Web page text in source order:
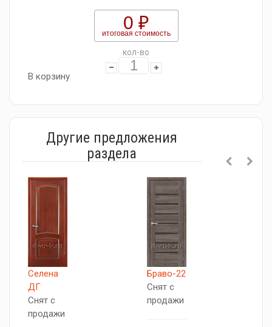
0 ₽
итоговая стоимость
кол-во
В корзину
Другие предложения
раздела
Селена
ДГ
Снят с
продажи
Браво-22
Снят с
продажи